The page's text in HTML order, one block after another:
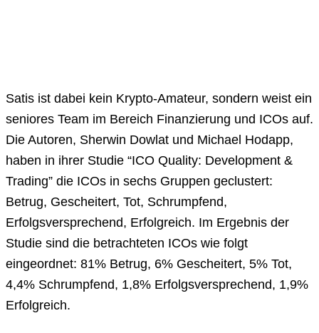
Satis ist dabei kein Krypto-Amateur, sondern weist ein
seniores Team im Bereich Finanzierung und ICOs auf.
Die Autoren, Sherwin Dowlat und Michael Hodapp,
haben in ihrer Studie “ICO Quality: Development &
Trading” die ICOs in sechs Gruppen geclustert:
Betrug, Gescheitert, Tot, Schrumpfend,
Erfolgsversprechend, Erfolgreich. Im Ergebnis der
Studie sind die betrachteten ICOs wie folgt
eingeordnet: 81% Betrug, 6% Gescheitert, 5% Tot,
4,4% Schrumpfend, 1,8% Erfolgsversprechend, 1,9%
Erfolgreich.